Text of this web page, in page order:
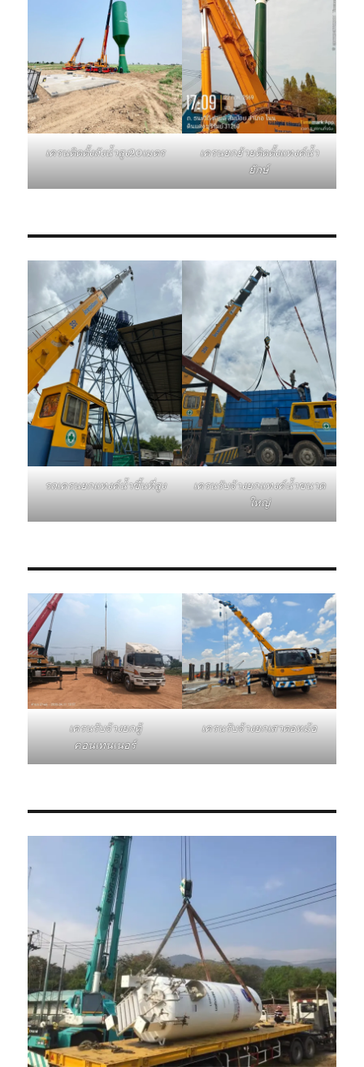
เครนติดตั้งถังน้ำสูง20เมตร
เครนยกย้ายติดตั้งแทงค์น้ำ
ยักษ์
รถเครนยกแทงค์น้ำขึ้นที่สูง
เครนรับจ้างยกแทงค์น้ำขนาด
ใหญ่
เครนรับจ้างยกตู้
คอนเทนเนอร์
เครนรับจ้างยกเสาตอหม้อ